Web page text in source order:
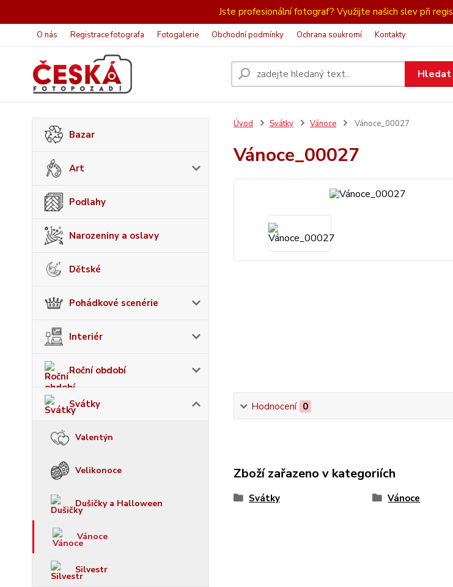
Jste profesionální fotograf? Využijte našich slev při
O nás Registrace fotografa Fotogalerie Obchodní podmínky Ochrana soukromí Kontakty
Hledat
Bazar
Art
Podlahy
Narozeniny a oslavy
Dětské
Pohádkové scenérie
Interiér
Roční období
Svátky
Valentýn
Velikonoce
Dušičky a Halloween
Vánoce
Silvestr
Úvod Svátky Vánoce Vánoce_00027
Vánoce_00027
Hodnocení 0
Zboží zařazeno v kategoriích
Svátky Vánoce